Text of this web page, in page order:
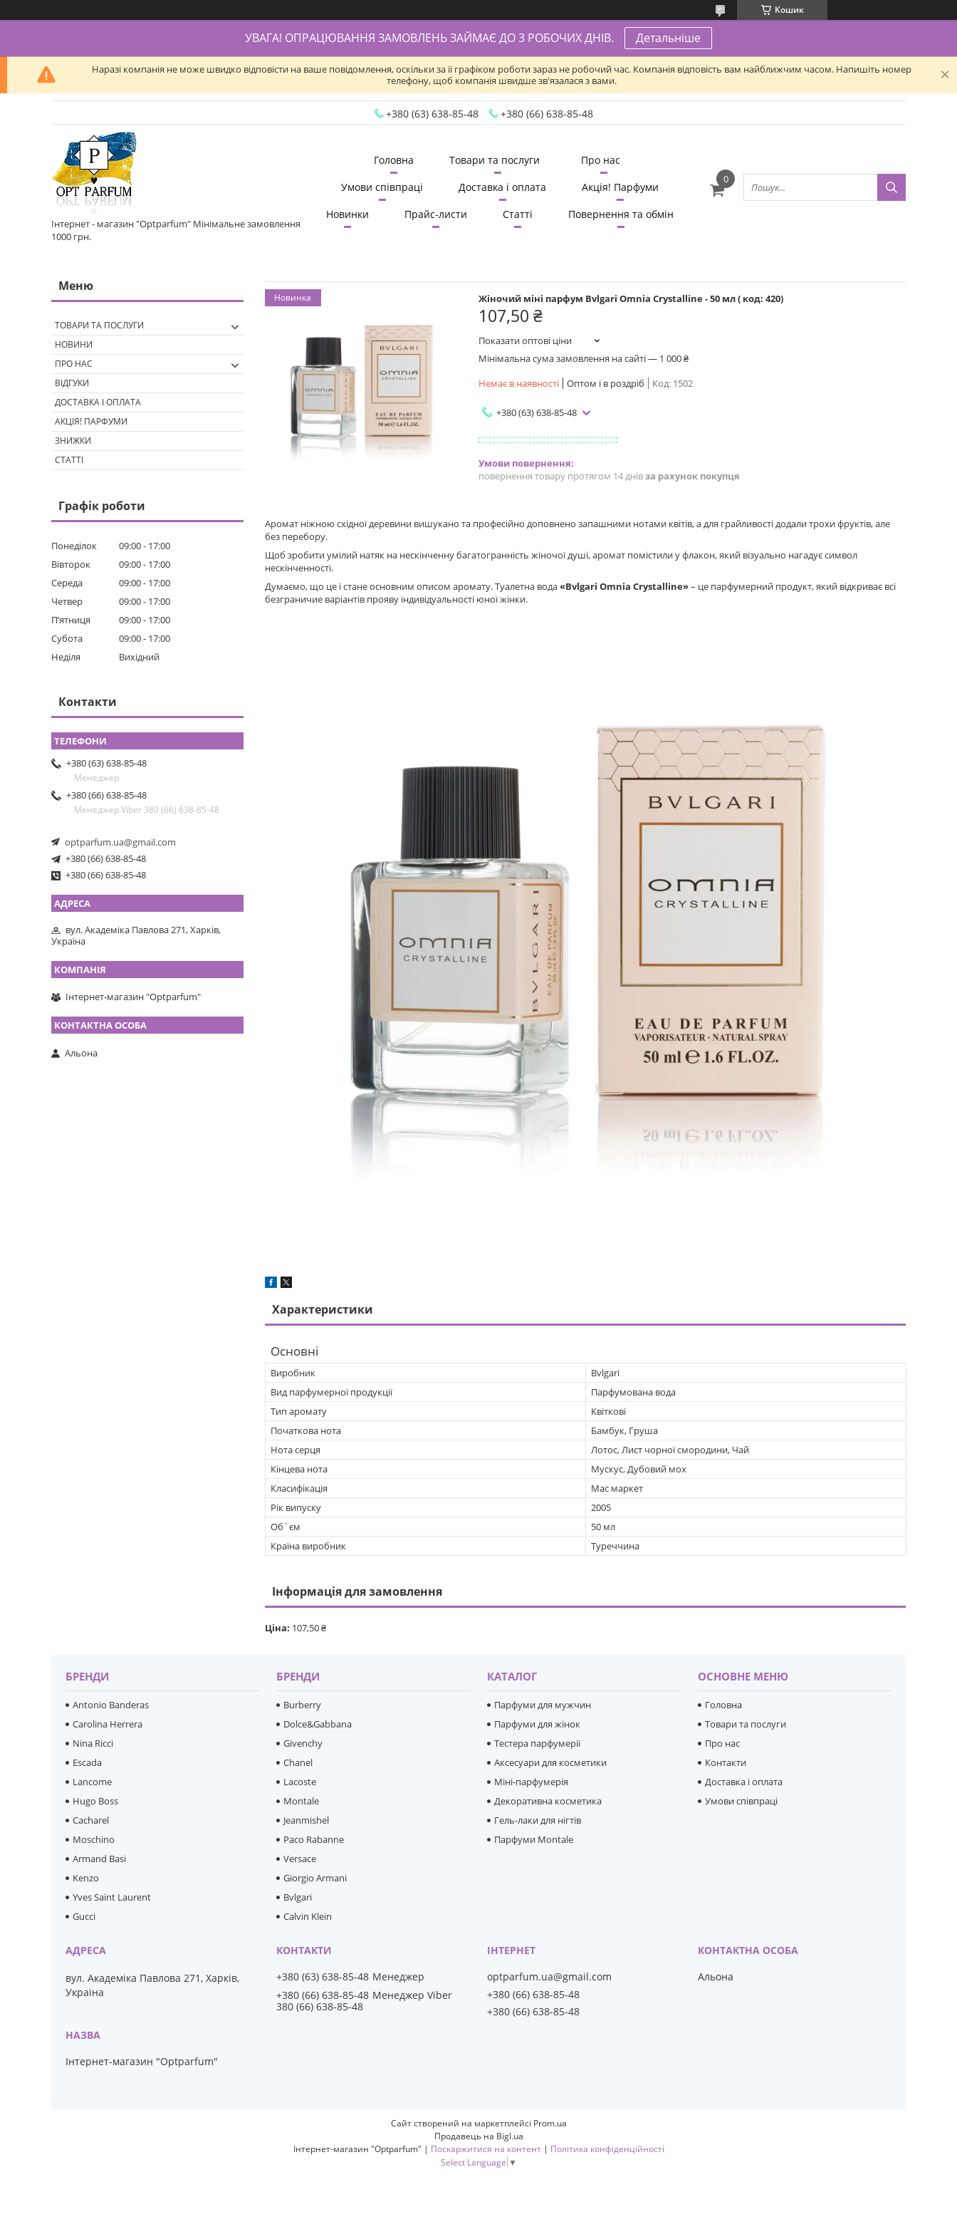
Кошик
УВАГА! ОПРАЦЮВАННЯ ЗАМОВЛЕНЬ ЗАЙМАЄ ДО 3 РОБОЧИХ ДНІВ. Детальніше
Наразі компанія не може швидко відповісти на ваше повідомлення, оскільки за її графіком роботи зараз не робочий час. Компанія відповість вам найближчим часом. Напишіть номер
телефону, щоб компанія швидше зв'язалася з вами.
+380 (63) 638-85-48 +380 (66) 638-85-48
Інтернет - магазин "Optparfum" Мінімальне замовлення
1000 грн.
Головна Товари та послуги
Про нас
Умови співпраці
Доставка і оплата
Акція! Парфуми
Новинки
Прайс-листи Статті Повернення та обмін
Новинка Жіночий міні парфум Bvlgari Omnia Crystalline - 50 мл ( код: 420)
107,50 ₴
Показати оптові ціни
Мінімальна сума замовлення на сайті — 1 000 ₴
Немає в наявності
Оптом і в роздріб Код: 1502
+380 (63) 638-85-48
повернення товару протягом 14 днівза рахунок покупця
Аромат ніжною східної деревини вишукано та професійно доповнено запашними нотами квітів, а для грайливості додали трохи фруктів, але
без перебору.
Щоб зробити умілий натяк на нескінченну багатогранність жіночої душі, аромат помістили у флакон, який візуально нагадує символ
нескінченності.
Думаємо, що це і стане основним описом аромату. Туалетна вода«Bvlgari Omnia Crystalline»– це парфумерний продукт, який відкриває всі
безграничие варіантів прояву індивідуальності юної жінки.
Характеристики
Основні
Виробник
Bvlgari
Вид парфумерної продукції
Парфумована вода
Тип аромату
Квіткові
Початкова нота
Бамбук, Груша
Нота серця
Лотос, Лист чорної смородини, Чай
Кінцева нота
Мускус, Дубовий мох
Класифікація
Мас маркет
Рік випуску
2005
Об`єм
50 мл
Країна виробник
Туреччина
Інформація для замовлення
Ціна: 107,50 ₴
ТОВАРИ ТА ПОСЛУГИ
НОВИНИ
ПРО НАС
ВІДГУКИ
ДОСТАВКА І ОПЛАТА
АКЦІЯ! ПАРФУМИ
ЗНИЖКИ
СТАТТІ
Графік роботи
Понеділок 09:00
17:00
Вівторок
09:00
17:00
Середа
09:00
17:00
Четвер
09:00
17:00
Пʼятниця
09:00
17:00
Субота
09:00
17:00
Неділя
Вихідний
Контакти
+380 (63) 638-85-48
Менеджер
+380 (66) 638-85-48
Менеджер Viber 380 (66) 638-85-48
optparfum.ua@gmail.com
+380 (66) 638-85-48
+380 (66) 638-85-48
вул. Академіка Павлова 271, Харків,
Україна
Інтернет-магазин "Optparfum"
Альона
БРЕНДИ
Antonio Banderas
Carolina Herrera
Nina Ricci
Escada
Lancome
Hugo Boss
Cacharel
Moschino
Armand Basi
Kenzo
Yves Saint Laurent
Gucci
БРЕНДИ
Burberry
Dolce&Gabbana
Givenchy
Chanel
Lacoste
Montale
Jeanmishel
Paco Rabanne
Versace
Giorgio Armani
Bvlgari
Calvin Klein
КАТАЛОГ
Парфуми для мужчин
Парфуми для жінок
Тестера парфумерії
Аксесуари для косметики
Міні-парфумерія
Декоративна косметика
Гель-лаки для нігтів
Парфуми Montale
ОСНОВНЕ МЕНЮ
Головна
Товари та послуги
Про нас
Контакти
Доставка і оплата
Умови співпраці
вул. Академіка Павлова 271, Харків,
Україна
Інтернет-магазин "Optparfum"
+380 (63) 638-85-48 Менеджер
+380 (66) 638-85-48 Менеджер Viber
380 (66) 638-85-48
optparfum.ua@gmail.com
+380 (66) 638-85-48
+380 (66) 638-85-48
Альона
Сайт створений на маркетплейсі Prom.ua
Продавець на Bigl.ua
Інтернет-магазин "Optparfum" | Поскаржитися на контент | Політика конфіденційності
Select Language ▼